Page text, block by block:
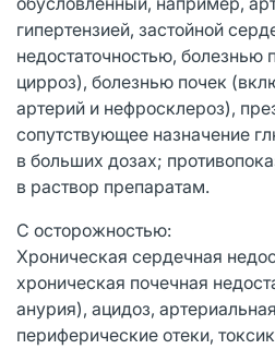
гипертензией, застойной
недостаточностью, болезнью
цирроз), болезнью почек
артерий и нефросклероз),
сопутствующее назначение
в больших дозах;
в раствор препаратам.
С осторожностью:
Хроническая сердечная
хроническая почечная
анурия), ацидоз,
периферические отеки,